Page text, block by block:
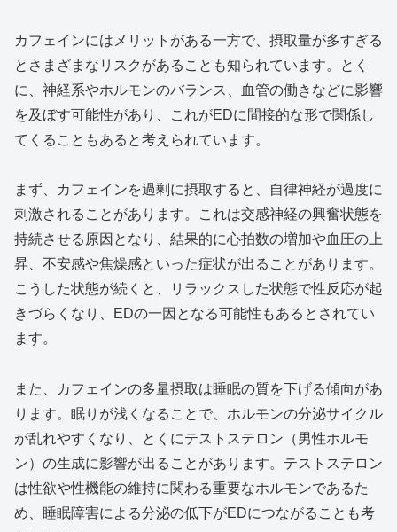
カフェインにはメリットがある一方で、摂取量が多すぎる
とさまざまなリスクがあることも知られています。とく
に、神経系やホルモンのバランス、血管の働きなどに影響
を及ぼす可能性があり、これがEDに間接的な形で関係し
てくることもあると考えられています。
まず、カフェインを過剰に摂取すると、自律神経が過度に
刺激されることがあります。これは交感神経の興奮状態を
持続させる原因となり、結果的に心拍数の増加や血圧の上
昇、不安感や焦燥感といった症状が出ることがあります。
こうした状態が続くと、リラックスした状態で性反応が起
きづらくなり、EDの一因となる可能性もあるとされてい
ます。
また、カフェインの多量摂取は睡眠の質を下げる傾向があ
ります。眠りが浅くなることで、ホルモンの分泌サイクル
が乱れやすくなり、とくにテストステロン（男性ホルモ
ン）の生成に影響が出ることがあります。テストステロン
は性欲や性機能の維持に関わる重要なホルモンであるた
め、睡眠障害による分泌の低下がEDにつながることも考